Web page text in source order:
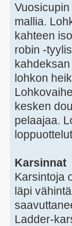
mallia.
kahteen
robin -
lohkon
kesken
pelaajaa.
Karsinnat
Karsintoja
läpi
Ladder-